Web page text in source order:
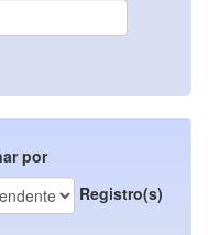
por
Registro(s)